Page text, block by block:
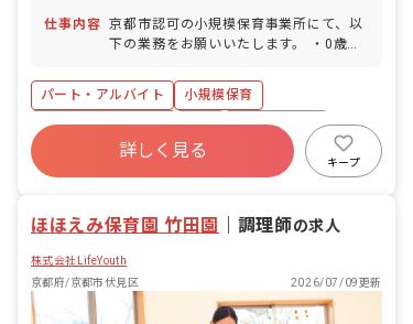
仕事内容 京都市認可の小規模保育事業所にて、以
下の業務をお願いいたします。 ・0歳児
作準備 ・各種書類作成 当園は定員12名
のアットホームな雰囲気の保育園です。
保育園等でのご経験がある方は優遇いた
します。 勤務は週3日程度（応相談）と
なります。 ■園児年齢層：0～2歳児
パート・アルバイト
小規模保育
ボーナス・賞与あり
有給
昇給昇進あり
乳児保育のみ
駅近5分以内
アットホーム
詳しく見る
キープ
ほほえみ保育園 竹田園 調理師の求人
株式会社LifeYouth
京都府/京都市伏見区
2026/07/09更新